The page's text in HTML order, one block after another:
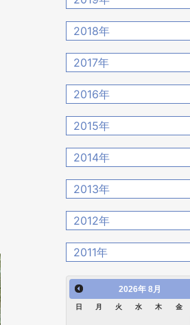
2022年7月 [19]
2022年6月 [17]
2022年5月 [14]
2022年4月 [15]
2022年3月 [11]
2022年2月 [12]
2021年10月 [17]
2021年9月 [14]
2021年7月 [22]
2021年6月 [17]
2021年5月 [18]
2021年4月 [16]
2021年3月 [22]
2021年2月 [14]
2020年10月 [21]
2020年9月 [16]
2020年7月 [16]
2020年6月 [21]
2020年5月 [14]
2020年4月 [12]
2020年3月 [15]
2020年2月 [18]
2019年12月 [14]
2019年10月 [12]
2019年9月 [15]
2019年7月 [21]
2019年6月 [18]
2019年5月 [20]
2019年4月 [16]
2019年3月 [20]
2019年2月 [12]
2018年
2018年12月 [20]
2018年10月 [20]
2018年9月 [12]
2018年7月 [14]
2018年6月 [18]
2018年5月 [14]
2018年4月 [21]
2018年3月 [23]
2018年2月 [25]
2018年1月 [26]
2017年
2017年12月 [28]
2017年10月 [21]
2017年9月 [24]
2017年7月 [26]
2017年6月 [25]
2017年5月 [27]
2017年4月 [26]
2017年3月 [23]
2017年2月 [23]
2016年
2016年12月 [21]
2016年10月 [26]
2016年9月 [28]
2016年7月 [27]
2016年6月 [27]
2016年5月 [30]
2016年4月 [32]
2015年
2015年12月 [30]
2015年10月 [26]
2015年9月 [30]
2015年7月 [28]
2015年6月 [29]
2015年5月 [30]
2014年
2014年12月 [28]
2014年10月 [29]
2014年9月 [26]
2014年7月 [28]
2013年
2013年12月 [27]
2013年10月 [28]
2013年9月 [27]
2013年8月 [26]
2012年
2012年12月 [30]
2012年10月 [12]
2012年9月 [5]
2011年
2011年12月 [1]
2026年 8月
日 月 火 水 木 金